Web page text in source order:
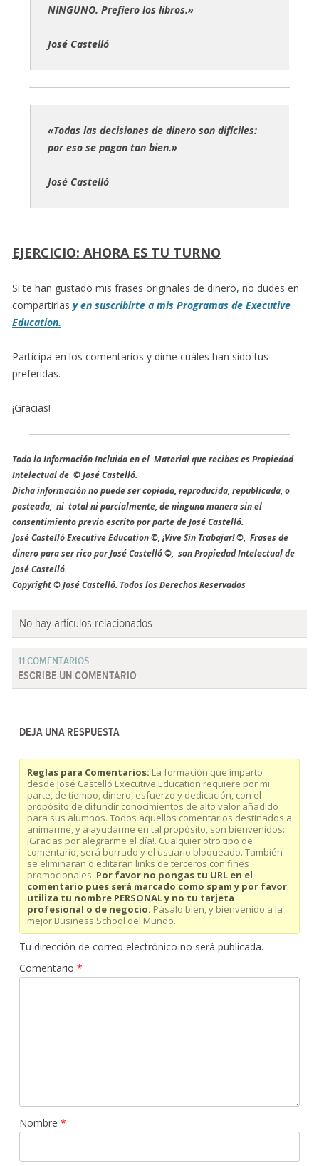
NINGUNO. Prefiero los libros.»
José Castelló
«Todas las decisiones de dinero son difíciles:
por eso se pagan tan bien.»
José Castelló
EJERCICIO: AHORA ES TU TURNO
Si te han gustado mis frases originales de dinero, no dudes en
compartirlas y en suscribirte a mis Programas de Executive
Education.
Participa en los comentarios y dime cuáles han sido tus
preferidas.
¡Gracias!
Toda la Información Incluida en el Material que recibes es Propiedad
Intelectual de © José Castelló.
Dicha información no puede ser copiada, reproducida, republicada, o
posteada, ni total ni parcialmente, de ninguna manera sin el
consentimiento previo escrito por parte de José Castelló.
José Castelló Executive Education ©, ¡Vive Sin Trabajar! ©, Frases de
dinero para ser rico por José Castelló ©, son Propiedad Intelectual de
José Castelló.
Copyright © José Castelló. Todos los Derechos Reservados
No hay artículos relacionados.
11 COMENTARIOS
ESCRIBE UN COMENTARIO
DEJA UNA RESPUESTA
Reglas para Comentarios: La formación que imparto
desde José Castelló Executive Education requiere por mi
parte, de tiempo, dinero, esfuerzo y dedicación, con el
propósito de difundir conocimientos de alto valor añadido
para sus alumnos. Todos aquellos comentarios destinados a
animarme, y a ayudarme en tal propósito, son bienvenidos:
¡Gracias por alegrarme el día!. Cualquier otro tipo de
comentario, será borrado y el usuario bloqueado. También
se eliminaran o editaran links de terceros con fines
promocionales. Por favor no pongas tu URL en el
comentario pues será marcado como spam y por favor
utiliza tu nombre PERSONAL y no tu tarjeta
profesional o de negocio. Pásalo bien, y bienvenido a la
mejor Business School del Mundo.
Tu dirección de correo electrónico no será publicada.
Comentario *
Nombre *